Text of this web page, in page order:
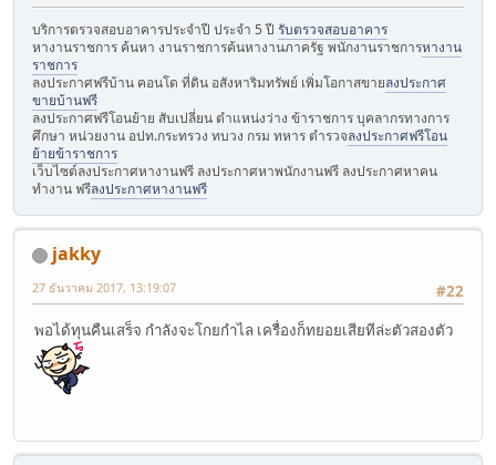
บริการตรวจสอบอาคารประจำปี ประจำ 5 ปี รับตรวจสอบอาคาร
หางานราชการ ค้นหา งานราชการค้นหางานภาครัฐ พนักงานราชการหางาน
ราชการ
ลงประกาศฟรีบ้าน คอนโด ที่ดิน อสังหาริมทรัพย์ เพิ่มโอกาสขายลงประกาศ
ขายบ้านฟรี
ลงประกาศฟรีโอนย้าย สับเปลี่ยน ตำแหน่งว่าง ข้าราชการ บุคลากรทางการ
ศึกษา หน่วยงาน อปท.กระทรวง ทบวง กรม ทหาร ตำรวจลงประกาศฟรีโอน
ย้ายข้าราชการ
เว็บไซต์ลงประกาศหางานฟรี ลงประกาศหาพนักงานฟรี ลงประกาศหาคน
ทำงาน ฟรีลงประกาศหางานฟรี
jakky
#22
27 ธันวาคม 2017, 13:19:07
พอได้ทุนคืนเสร็จ กำลังจะโกยกำไล เครื่องก็ทยอยเสียทีล่ะตัวสองตัว